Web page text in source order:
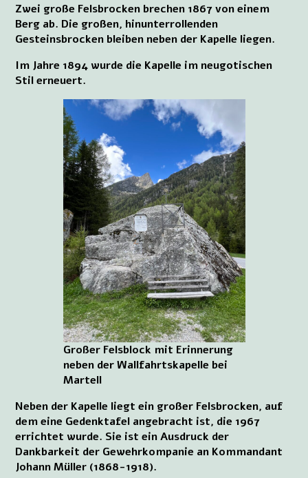
Zwei große Felsbrocken brechen 1867 von einem
Berg ab. Die großen, hinunterrollenden
Gesteinsbrocken bleiben neben der Kapelle liegen.
Im Jahre 1894 wurde die Kapelle im neugotischen
Stil erneuert.
Großer Felsblock mit Erinnerung
neben der Wallfahrtskapelle bei
Martell
Neben der Kapelle liegt ein großer Felsbrocken, auf
dem eine Gedenktafel angebracht ist, die 1967
errichtet wurde. Sie ist ein Ausdruck der
Dankbarkeit der Gewehrkompanie an Kommandant
Johann Müller (1868-1918).